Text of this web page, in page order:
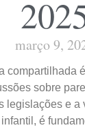
março 9,
compartilhada
sobre
legislações e a
infantil, é